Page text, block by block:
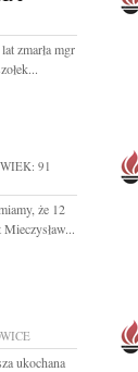
zmarła mgr
WIEK: 91
że 12
ukochana